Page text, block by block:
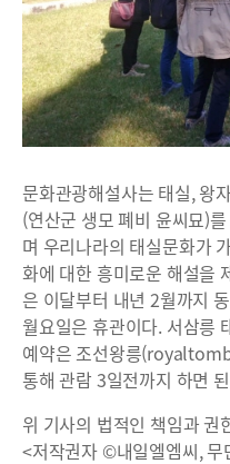
문화관광해설사는 태실, 왕
(연산군 생모 폐비 윤씨묘)
며 우리나라의 태실문화가
화에 대한 흥미로운 해설을
은 이달부터 내년 2월까지
월요일은 휴관이다. 서삼릉
예약은 조선왕릉
통해 관람 3일전까지 하면
위 기사의 법적인 책임과 권
<저작권자 ©내일엘엠씨, 무